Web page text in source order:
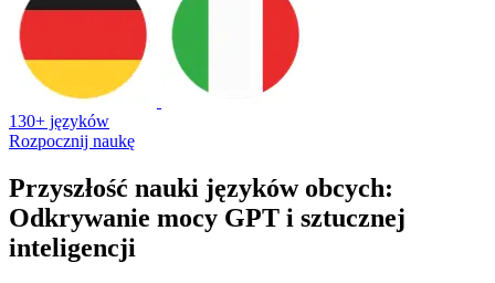
130+ języków
Rozpocznij naukę
Przyszłość nauki języków obcych:
Odkrywanie mocy GPT i sztucznej
inteligencji